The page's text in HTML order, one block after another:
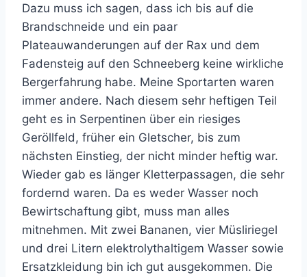
Dazu muss ich sagen, dass ich bis auf die
Brandschneide und ein paar
Plateauwanderungen auf der Rax und dem
Fadensteig auf den Schneeberg keine wirkliche
Bergerfahrung habe. Meine Sportarten waren
immer andere. Nach diesem sehr heftigen Teil
geht es in Serpentinen über ein riesiges
Geröllfeld, früher ein Gletscher, bis zum
nächsten Einstieg, der nicht minder heftig war.
Wieder gab es länger Kletterpassagen, die sehr
fordernd waren. Da es weder Wasser noch
Bewirtschaftung gibt, muss man alles
mitnehmen. Mit zwei Bananen, vier Müsliriegel
und drei Litern elektrolythaltigem Wasser sowie
Ersatzkleidung bin ich gut ausgekommen. Die